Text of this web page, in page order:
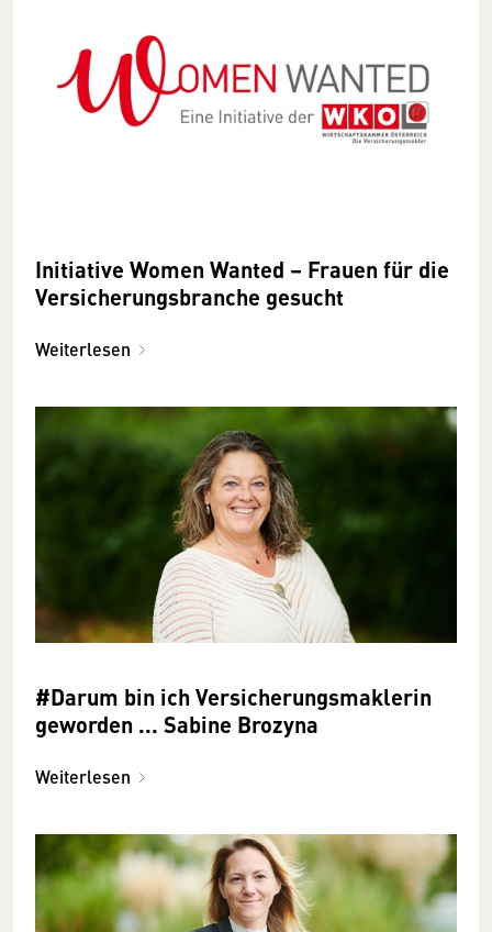
Initiative Women Wanted – Frauen für die
Versicherungsbranche gesucht
Weiterlesen
#Darum bin ich Versicherungsmaklerin
geworden ... Sabine Brozyna
Weiterlesen